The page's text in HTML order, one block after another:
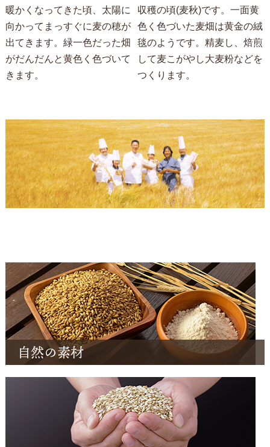
暖かくなってきた頃、太陽に
向かってまっすぐに麦の穂が
出てきます。緑一色だった畑
がだんだんと黄色く色づいて
きます。
収穫の頃(麦秋)です。一面黄
色く色づいた麦畑は黄金の絨
毯のようです。精麦し、焙煎
して麦こがやし大麦粉などを
つくります。
自然の素材